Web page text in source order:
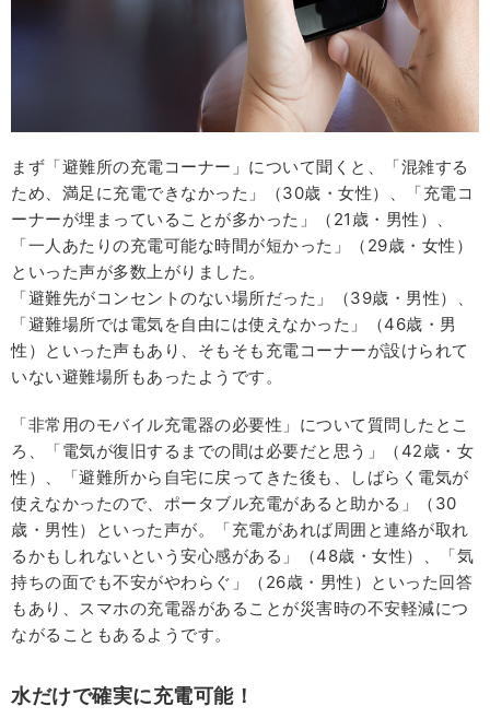
まず「避難所の充電コーナー」について聞くと、「混雑する
ため、満足に充電できなかった」（30歳・女性）、「充電コ
ーナーが埋まっていることが多かった」（21歳・男性）、
「一人あたりの充電可能な時間が短かった」（29歳・女性）
といった声が多数上がりました。
「避難先がコンセントのない場所だった」（39歳・男性）、
「避難場所では電気を自由には使えなかった」（46歳・男
性）といった声もあり、そもそも充電コーナーが設けられて
いない避難場所もあったようです。
「非常用のモバイル充電器の必要性」について質問したとこ
ろ、「電気が復旧するまでの間は必要だと思う」（42歳・女
性）、「避難所から自宅に戻ってきた後も、しばらく電気が
使えなかったので、ポータブル充電があると助かる」（30
歳・男性）といった声が。「充電があれば周囲と連絡が取れ
るかもしれないという安心感がある」（48歳・女性）、「気
持ちの面でも不安がやわらぐ」（26歳・男性）といった回答
もあり、スマホの充電器があることが災害時の不安軽減につ
ながることもあるようです。
水だけで確実に充電可能！